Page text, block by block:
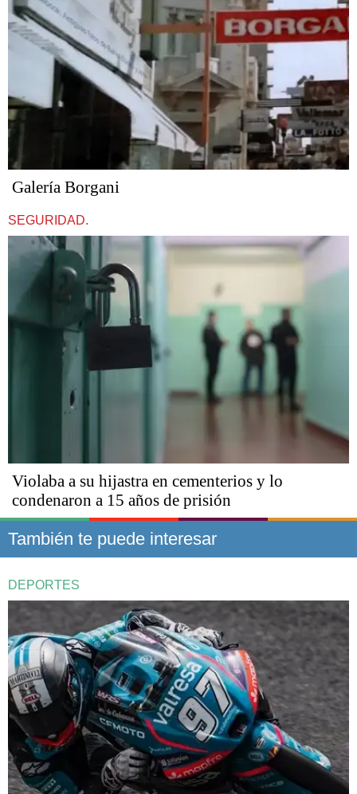
Galería Borgani
SEGURIDAD.
Violaba a su hijastra en cementerios y lo
condenaron a 15 años de prisión
También te puede interesar
DEPORTES